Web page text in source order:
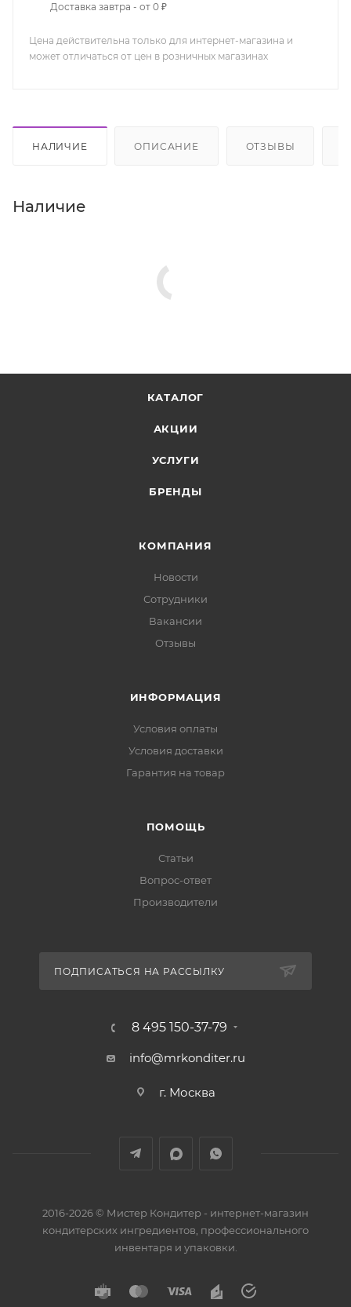
Доставка завтра - от 0 ₽
Цена действительна только для интернет-магазина и
может отличаться от цен в розничных магазинах
НАЛИЧИЕ ОПИСАНИЕ ОТЗЫВЫ
Наличие
КАТАЛОГ
АКЦИИ
УСЛУГИ
БРЕНДЫ
КОМПАНИЯ
Новости
Сотрудники
Вакансии
Отзывы
ИНФОРМАЦИЯ
Условия оплаты
Условия доставки
Гарантия на товар
ПОМОЩЬ
Статьи
Вопрос-ответ
Производители
ПОДПИСАТЬСЯ НА РАССЫЛКУ
8 495 150-37-79
info@mrkonditer.ru
г. Москва
2016-2026 © Мистер Кондитер - интернет-магазин
кондитерских ингредиентов, профессионального
инвентаря и упаковки.